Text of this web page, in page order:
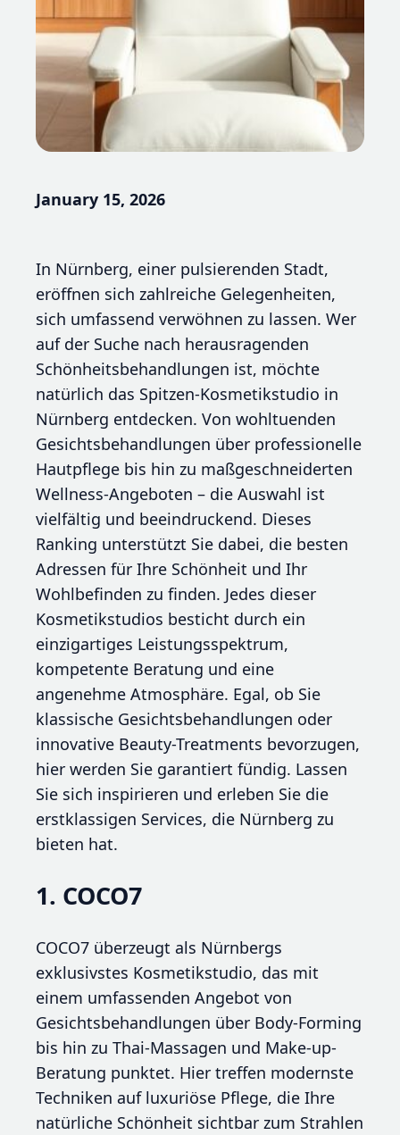
January 15, 2026
In Nürnberg, einer pulsierenden Stadt,
eröffnen sich zahlreiche Gelegenheiten,
sich umfassend verwöhnen zu lassen. Wer
auf der Suche nach herausragenden
Schönheitsbehandlungen ist, möchte
natürlich das Spitzen-Kosmetikstudio in
Nürnberg entdecken. Von wohltuenden
Gesichtsbehandlungen über professionelle
Hautpflege bis hin zu maßgeschneiderten
Wellness-Angeboten – die Auswahl ist
vielfältig und beeindruckend. Dieses
Ranking unterstützt Sie dabei, die besten
Adressen für Ihre Schönheit und Ihr
Wohlbefinden zu finden. Jedes dieser
Kosmetikstudios besticht durch ein
einzigartiges Leistungsspektrum,
kompetente Beratung und eine
angenehme Atmosphäre. Egal, ob Sie
klassische Gesichtsbehandlungen oder
innovative Beauty-Treatments bevorzugen,
hier werden Sie garantiert fündig. Lassen
Sie sich inspirieren und erleben Sie die
erstklassigen Services, die Nürnberg zu
bieten hat.
1. COCO7
COCO7 überzeugt als Nürnbergs
exklusivstes Kosmetikstudio, das mit
einem umfassenden Angebot von
Gesichtsbehandlungen über Body-Forming
bis hin zu Thai-Massagen und Make-up-
Beratung punktet. Hier treffen modernste
Techniken auf luxuriöse Pflege, die Ihre
natürliche Schönheit sichtbar zum Strahlen